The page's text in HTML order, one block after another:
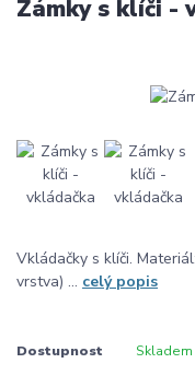
Zámky s klíči -
Vkládačky s klíči.
vrstva) ... celý popis
Dostupnost Skladem